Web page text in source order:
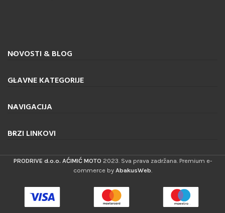
NOVOSTI & BLOG
GLAVNE KATEGORIJE
NAVIGACIJA
BRZI LINKOVI
PRODRIVE d.o.o. AĆIMIĆ MOTO 2023. Sva prava zadržana. Premium e-
commerce by AbakusWeb